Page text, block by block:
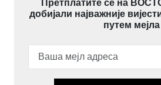
Претплатите се на
добијали најважније
путем мејла